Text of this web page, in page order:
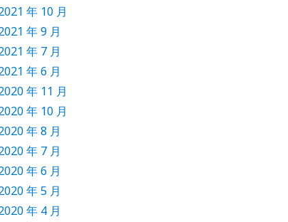
年 10 月
年 9 月
年 7 月
年 6 月
年 11 月
年 10 月
年 8 月
年 7 月
年 6 月
年 5 月
年 4 月